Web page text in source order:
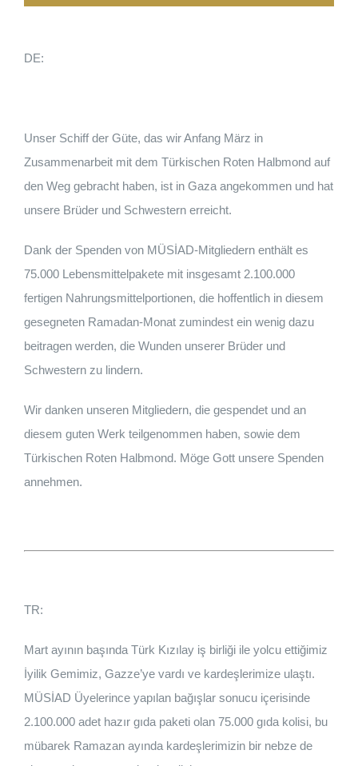
DE:
Unser Schiff der Güte, das wir Anfang März in
Zusammenarbeit mit dem Türkischen Roten Halbmond auf
den Weg gebracht haben, ist in Gaza angekommen und hat
unsere Brüder und Schwestern erreicht.
Dank der Spenden von MÜSİAD-Mitgliedern enthält es
75.000 Lebensmittelpakete mit insgesamt 2.100.000
fertigen Nahrungsmittelportionen, die hoffentlich in diesem
gesegneten Ramadan-Monat zumindest ein wenig dazu
beitragen werden, die Wunden unserer Brüder und
Schwestern zu lindern.
Wir danken unseren Mitgliedern, die gespendet und an
diesem guten Werk teilgenommen haben, sowie dem
Türkischen Roten Halbmond. Möge Gott unsere Spenden
annehmen.
TR:
Mart ayının başında Türk Kızılay iş birliği ile yolcu ettiğimiz
İyilik Gemimiz, Gazze’ye vardı ve kardeşlerimize ulaştı.
MÜSİAD Üyelerince yapılan bağışlar sonucu içerisinde
2.100.000 adet hazır gıda paketi olan 75.000 gıda kolisi, bu
mübarek Ramazan ayında kardeşlerimizin bir nebze de